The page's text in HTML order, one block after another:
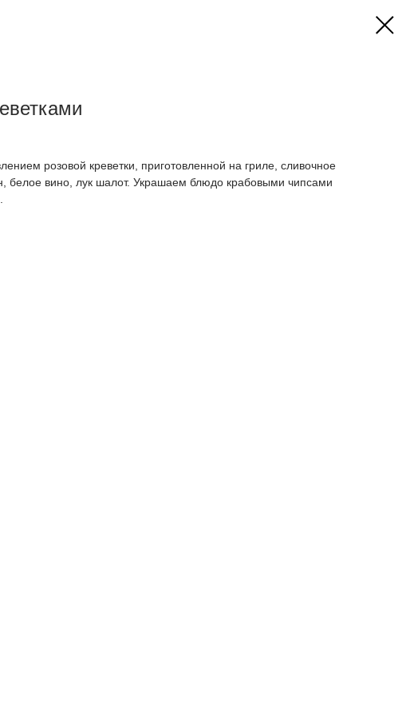
розовой креветки, приготовленной на гриле, сливочное
белое вино, лук шалот. Украшаем блюдо крабовыми чипсами